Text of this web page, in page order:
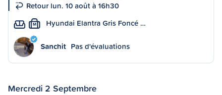
Retour lun. 10 août à 16h30
M Hyundai Elantra Gris Foncé …
Sanchit Pas d'évaluations
Mercredi 2 Septembre